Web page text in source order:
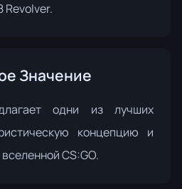
Revolver.
Значение
одни из лучших
концепцию и
CS:GO.